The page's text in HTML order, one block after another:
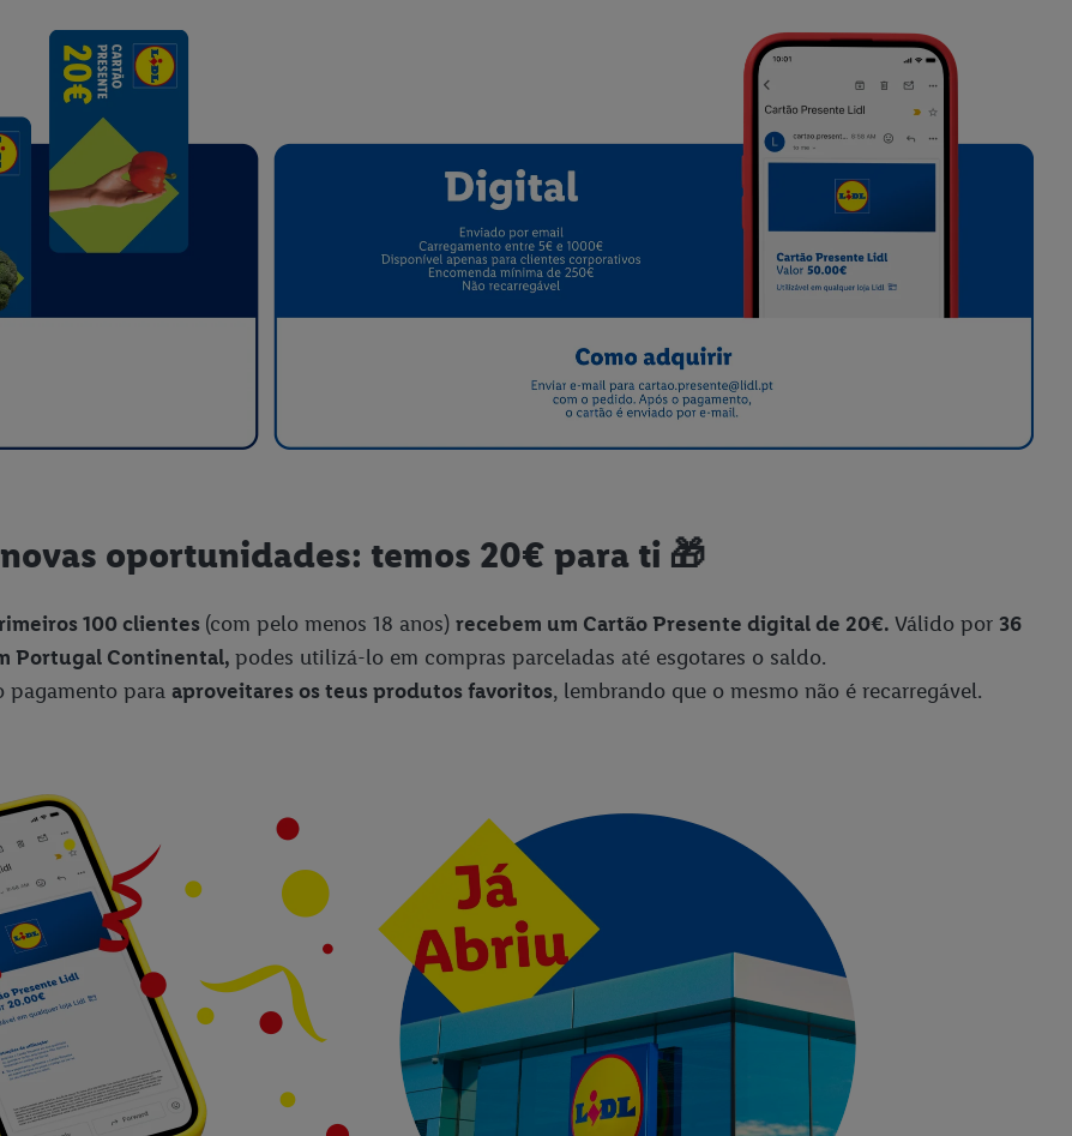
oportunidades: temos 20€ para ti 🎁
100 clientes (com pelo menos 18 anos) recebem um Cartão Presente digital de 20€. Válido por 36
Portugal Continental, podes utilizá-lo em compras parceladas até esgotares o saldo.
pagamento para aproveitares os teus produtos favoritos, lembrando que o mesmo não é recarregável.